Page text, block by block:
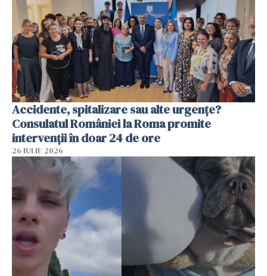
Accidente, spitalizare sau alte urgențe?
Consulatul României la Roma promite
intervenții în doar 24 de ore
26 IULIE 2026